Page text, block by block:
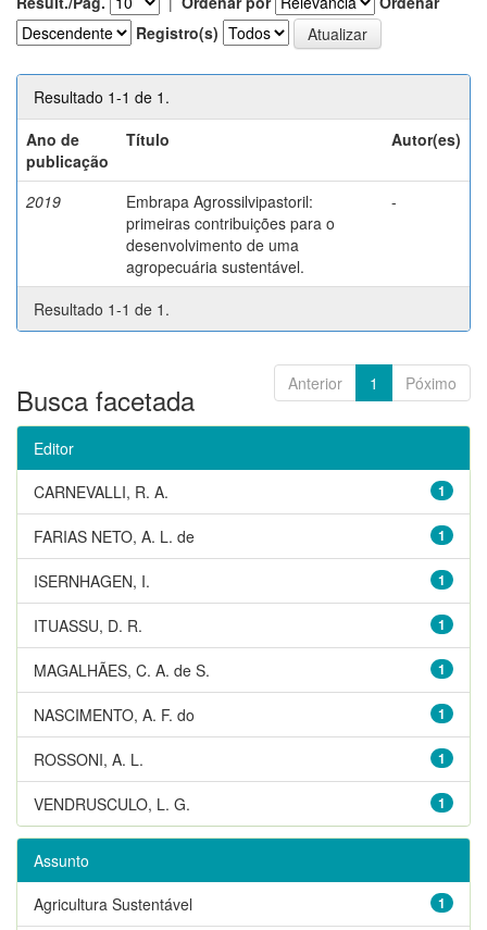
Registro(s)
Resultado 1-1 de 1.
Ano de
publicação
Título Autor(es)
2019
Embrapa Agrossilvipastoril:
primeiras contribuições para o
desenvolvimento de uma
agropecuária sustentável.
-
Resultado 1-1 de 1.
Anterior 1 Póximo
Busca facetada
Editor
1
CARNEVALLI, R. A.
1
FARIAS NETO, A. L. de
1
ISERNHAGEN, I.
1
ITUASSU, D. R.
1
MAGALHÃES, C. A. de S.
1
NASCIMENTO, A. F. do
1
ROSSONI, A. L.
1
VENDRUSCULO, L. G.
Assunto
1
Agricultura Sustentável